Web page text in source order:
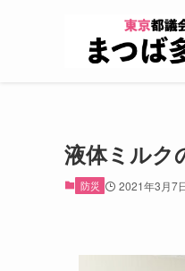
液体ミルク
防災 2021年3月7